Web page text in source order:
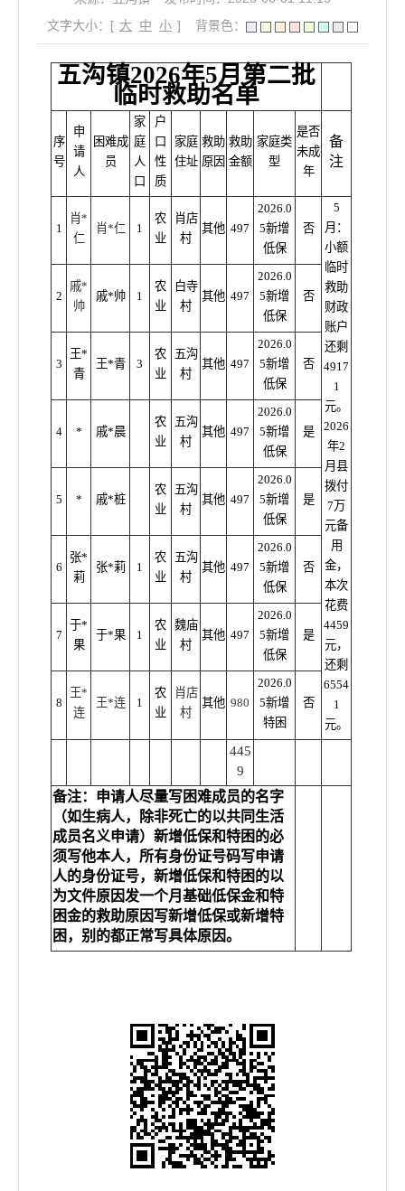
文字大小：[ 大 中 小 ] 背景色：
五沟镇2026年5月第二批
临时救助名单
序
号
申
请
人
困难成
员
家
庭
人
口
户
口
性
质
家庭
住址
救助
原因
救助
金额
家庭类
型
是否
未成
年
备
注
1
肖*
仁
肖*仁 1
农
业
肖店
村
其他 497
2026.0
5新增
低保
否
5
月：
小额
临时
救助
财政
账户
还剩
4917
1
元。
2026
年2
月县
拨付
7万
元备
用
金，
本次
花费
4459
元，
还剩
6554
1
元。
2
戚*
帅
戚*帅 1
农
业
白寺
村
其他 497
2026.0
5新增
低保
否
3
王*
青
王*青 3
农
业
五沟
村
其他 497
2026.0
5新增
低保
否
4 * 戚*晨
农
业
五沟
村
其他 497
2026.0
5新增
低保
是
5 * 戚*桩
农
业
五沟
村
其他 497
2026.0
5新增
低保
是
6
张*
莉
张*莉 1
农
业
五沟
村
其他 497
2026.0
5新增
低保
否
7
于*
果
于*果 1
农
业
魏庙
村
其他 497
2026.0
5新增
低保
是
8
王*
连
王*连 1
农
业
肖店
村
其他 980
2026.0
5新增
特困
否
445
9
备注：申请人尽量写困难成员的名字
（如生病人，除非死亡的以共同生活
成员名义申请）新增低保和特困的必
须写他本人，所有身份证号码写申请
人的身份证号，新增低保和特困的以
为文件原因发一个月基础低保金和特
困金的救助原因写新增低保或新增特
困，别的都正常写具体原因。